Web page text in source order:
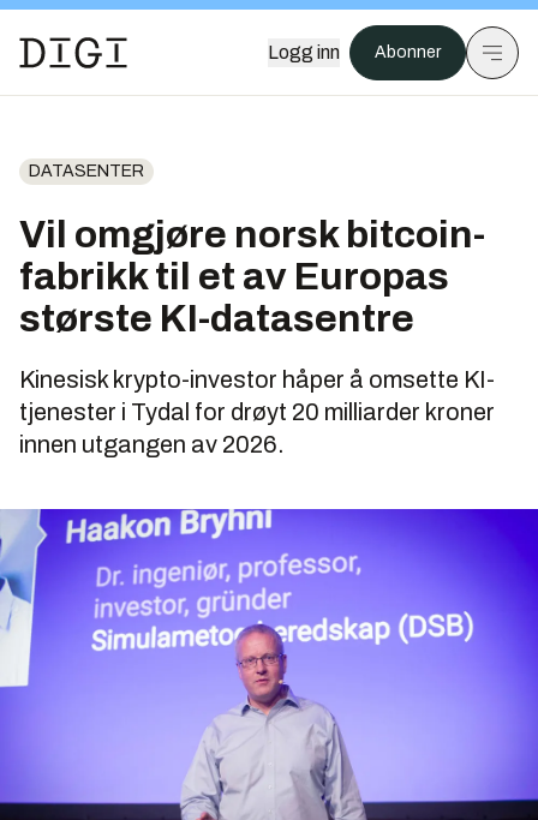
Logg inn Abonner
DATASENTER
Vil omgjøre norsk bitcoin-
fabrikk til et av Europas
største KI-datasentre
Kinesisk krypto-investor håper å omsette KI-
tjenester i Tydal for drøyt 20 milliarder kroner
innen utgangen av 2026.